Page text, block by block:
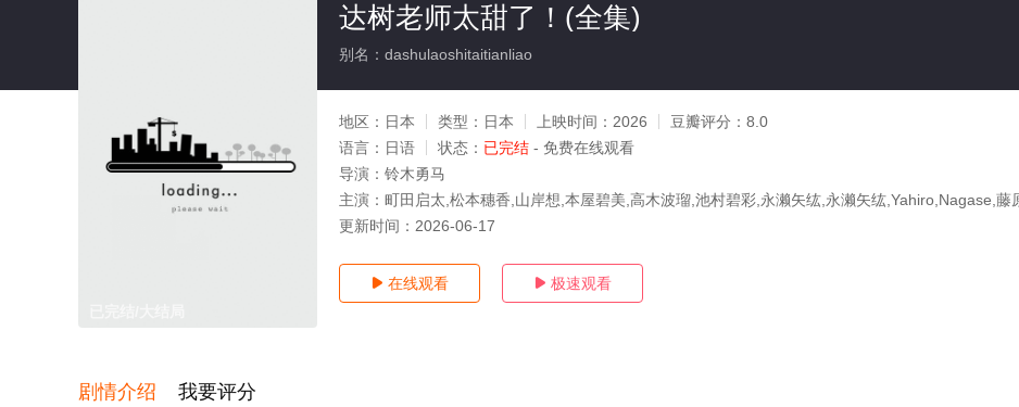
达树老师太甜了！(全集)
别名：dashulaoshitaitianliao
地区： 日本 类型： 日本 上映时间： 2026 豆瓣评分： 8.0
语言： 日语 状态： 已完结 - 免费在线观看
导演： 铃木勇马
主演： 町田启太,松本穗香,山岸想,本屋碧美,高木波瑠,池村碧彩,永濑矢纮,永濑矢纮,Yahiro,Nagase,藤
更新时间： 2026-06-17
 在线观看  极速观看
剧情介绍 我要评分